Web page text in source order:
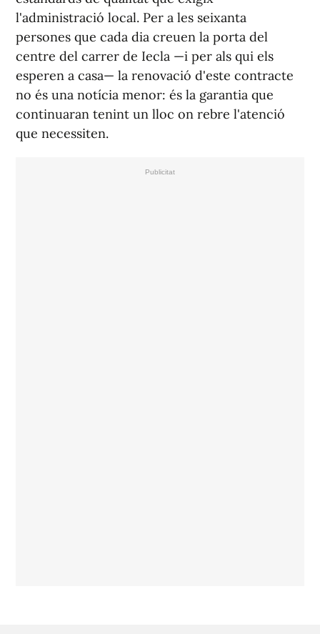
l'administració local. Per a les seixanta
persones que cada dia creuen la porta del
centre del carrer de Iecla —i per als qui els
esperen a casa— la renovació d'este contracte
no és una notícia menor: és la garantia que
continuaran tenint un lloc on rebre l'atenció
que necessiten.